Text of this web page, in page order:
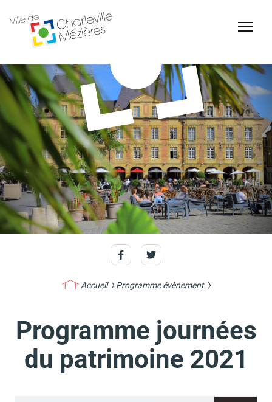
Billetterie Théâtre Espace Famille
Carte d'identité /
Passeports
Naissance et
reconnaissance d'un
Actes d'état civil Citoyenneté
Accueil Programme évènement
Programme journées
du patrimoine 2021